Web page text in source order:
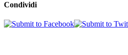
Condividi